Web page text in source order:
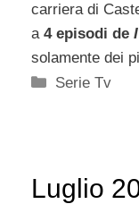
carriera di
a 4 episodi de
solamente dei
Categorie
Serie Tv
Luglio